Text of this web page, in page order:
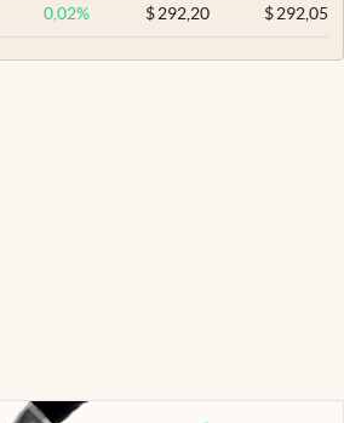
0,02% $ 292,20 $292,05